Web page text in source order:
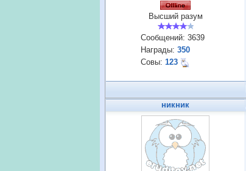
Высший разум
Сообщений: 3639
Награды: 350
Совы: 123
никник